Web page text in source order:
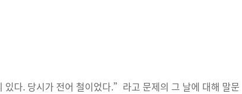
다. 당시가 전어 철이었다.”라고 문제의 그 날에 대해 말문